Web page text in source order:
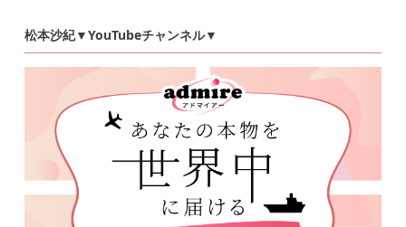
松本沙紀▼YouTubeチャンネル▼